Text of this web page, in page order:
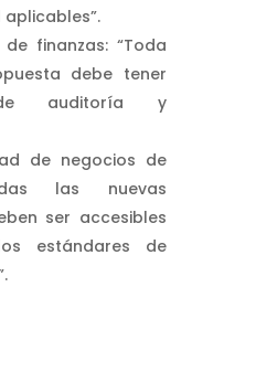
finanzas: “Toda
debe tener
de auditoría y
de negocios de
las nuevas
ser accesibles
estándares de